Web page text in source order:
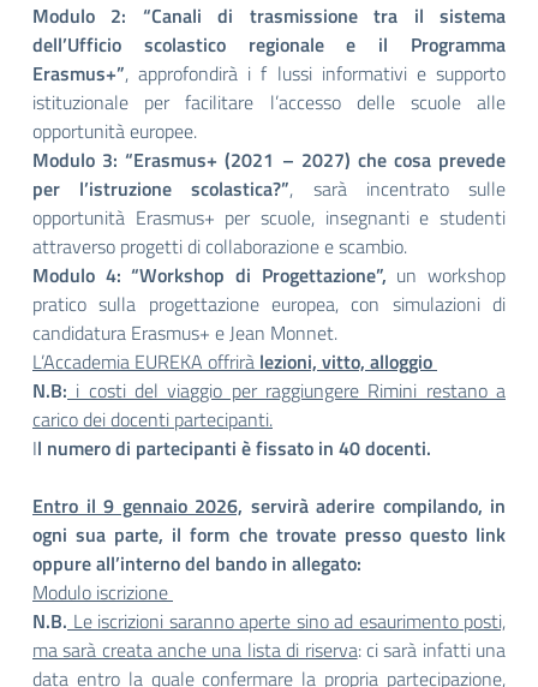
Modulo 2: “Canali di trasmissione tra il sistema
dell’Ufficio scolastico regionale e il Programma
Erasmus+”, approfondirà i f lussi informativi e supporto
istituzionale per facilitare l’accesso delle scuole alle
opportunità europee.
Modulo 3: “Erasmus+ (2021 – 2027) che cosa prevede
per l’istruzione scolastica?”, sarà incentrato sulle
opportunità Erasmus+ per scuole, insegnanti e studenti
attraverso progetti di collaborazione e scambio.
Modulo 4: “Workshop di Progettazione”, un workshop
pratico sulla progettazione europea, con simulazioni di
candidatura Erasmus+ e Jean Monnet.
L’Accademia EUREKA offrirà lezioni, vitto, alloggio
N.B: i costi del viaggio per raggiungere Rimini restano a
carico dei docenti partecipanti.
Il numero di partecipanti è fissato in 40 docenti.
Entro il 9 gennaio 2026, servirà aderire compilando, in
ogni sua parte, il form che trovate presso questo link
oppure all’interno del bando in allegato:
Modulo iscrizione
N.B. Le iscrizioni saranno aperte sino ad esaurimento posti,
ma sarà creata anche una lista di riserva: ci sarà infatti una
data entro la quale confermare la propria partecipazione,